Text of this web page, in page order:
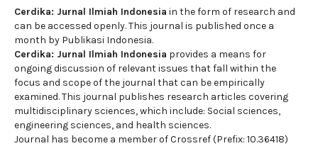
Cerdika: Jurnal Ilmiah Indonesia in the form of research and
can be accessed openly. This journal is published once a
month by Publikasi Indonesia.
Cerdika: Jurnal Ilmiah Indonesia provides a means for
ongoing discussion of relevant issues that fall within the
focus and scope of the journal that can be empirically
examined. This journal publishes research articles covering
multidisciplinary sciences, which include: Social sciences,
engineering sciences, and health sciences.
Journal has become a member of Crossref (Prefix: 10.36418)